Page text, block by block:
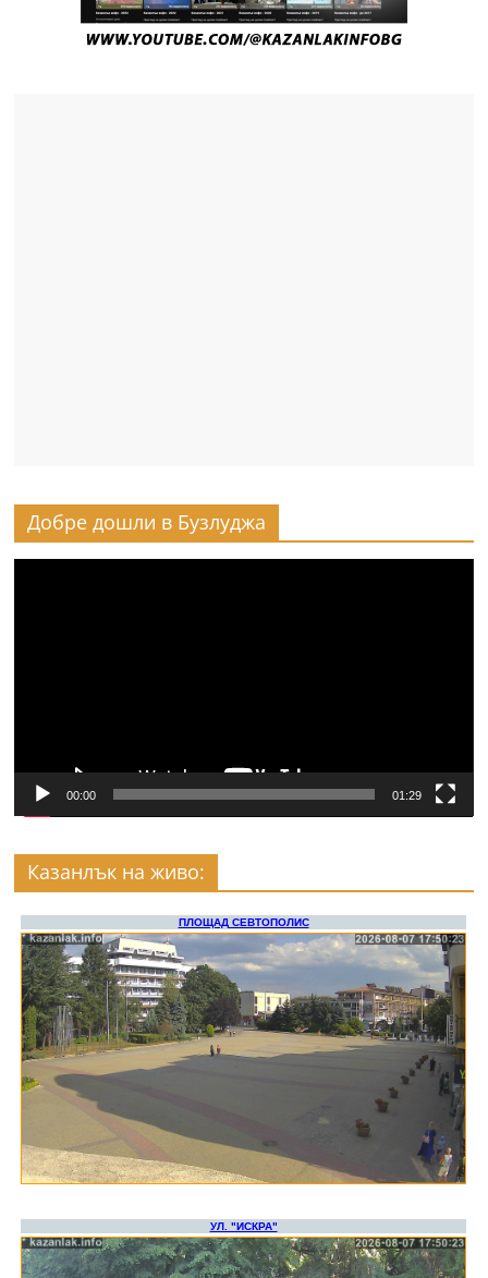
Добре дошли в Бузлуджа
00:00 01:29
Казанлък на живо: